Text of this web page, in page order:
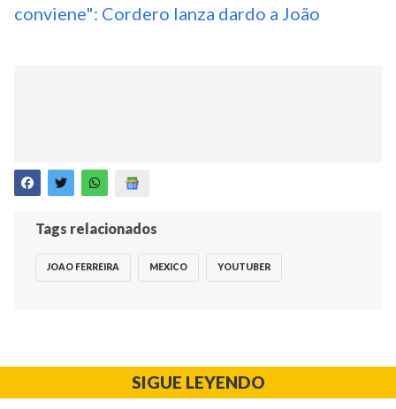
conviene": Cordero lanza dardo a João
Tags relacionados
JOAO FERREIRA MEXICO YOUTUBER
SIGUE LEYENDO